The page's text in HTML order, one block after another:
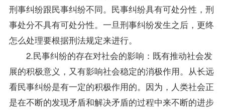
刑事纠纷跟民事纠纷不同。民事纠纷具有可处分性，刑
事处分不具有可处分性。一旦刑事纠纷发生之后，更终
怎么处理要根据刑法规定来进行。
2.民事纠纷的存在对社会的影响：既有推动社会发
展的积极意义，又有影响社会稳定的消极作用。从长远
看民事纠纷是有一定的积极作用的。因为，人类社会正
是在不断的发现矛盾和解决矛盾的过程中来不断的进步